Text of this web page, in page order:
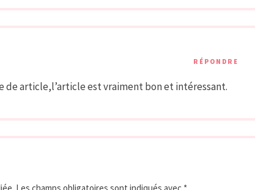
RÉPONDRE
de article,l’article est vraiment bon et intéressant.
Les champs obligatoires sont indiqués avec *